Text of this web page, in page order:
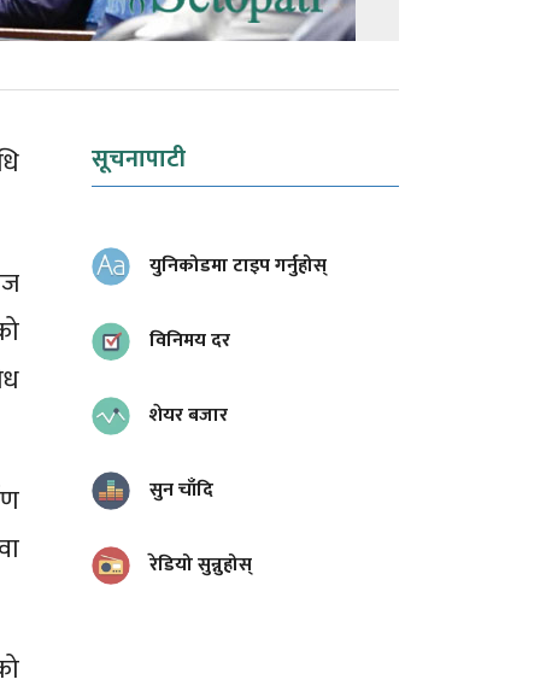
सूचनापाटी
युनिकोडमा टाइप गर्नुहोस्
विनिमय दर
शेयर बजार
सुन चाँदि
रेडियो सुन्नुहोस्